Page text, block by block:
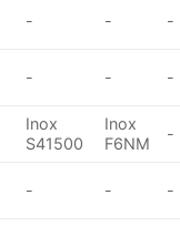
- - -
- - -
Inox
S41500
Inox
F6NM
-
- - -